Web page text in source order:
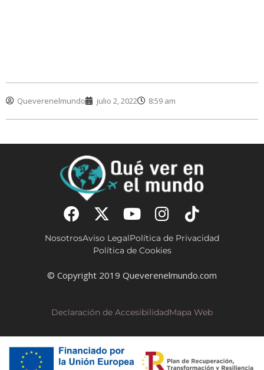
Queverenelmundo julio 2, 2022 8:59 am
NosotrosAviso LegalPolítica de Privacidad
Política de Cookies
© Copyright 2019 Queverenelmundo.com
Declaración de AccesibilidadMapa Web